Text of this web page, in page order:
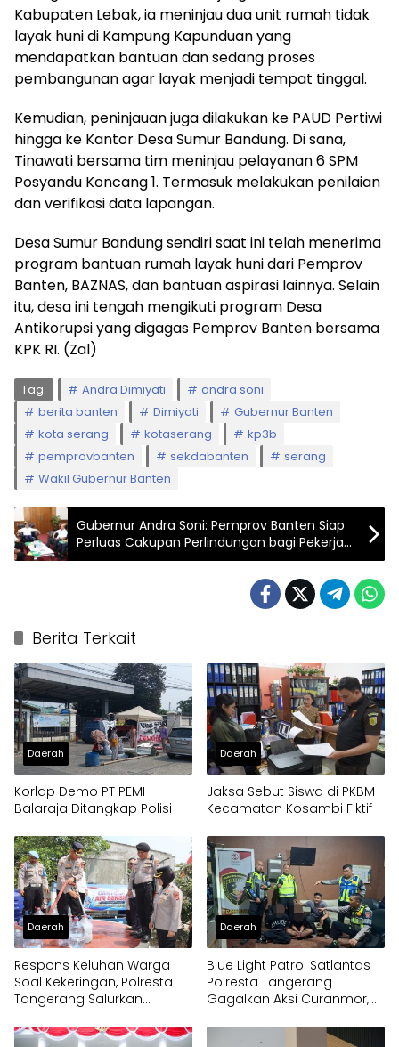
Kabupaten Lebak, ia meninjau dua unit rumah tidak
layak huni di Kampung Kapunduan yang
mendapatkan bantuan dan sedang proses
pembangunan agar layak menjadi tempat tinggal.
Kemudian, peninjauan juga dilakukan ke PAUD Pertiwi
hingga ke Kantor Desa Sumur Bandung. Di sana,
Tinawati bersama tim meninjau pelayanan 6 SPM
Posyandu Koncang 1. Termasuk melakukan penilaian
dan verifikasi data lapangan.
Desa Sumur Bandung sendiri saat ini telah menerima
program bantuan rumah layak huni dari Pemprov
Banten, BAZNAS, dan bantuan aspirasi lainnya. Selain
itu, desa ini tengah mengikuti program Desa
Antikorupsi yang digagas Pemprov Banten bersama
KPK RI. (Zal)
Tag: Andra Dimiyati
andra soni
berita banten
Dimiyati
Gubernur Banten
kota serang
kotaserang
kp3b
pemprovbanten
sekdabanten
serang
Wakil Gubernur Banten
Gubernur Andra Soni: Pemprov Banten Siap
Perluas Cakupan Perlindungan bagi Pekerja
Informal
Berita Terkait
Daerah
Korlap Demo PT PEMI
Balaraja Ditangkap Polisi
Daerah
Jaksa Sebut Siswa di PKBM
Kecamatan Kosambi Fiktif
Daerah
Respons Keluhan Warga
Soal Kekeringan, Polresta
Tangerang Salurkan
Panongan
Daerah
Blue Light Patrol Satlantas
Polresta Tangerang
Gagalkan Aksi Curanmor,